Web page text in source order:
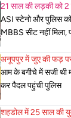
21 साल की लड़की को 2
ASI स्टेनो और पुलिस
MBBS सीट नहीं
अनूपपुर में जुए की फड़
आम के बगीचे में सजी थी
कर पैदल पहुंची पुलिस
शहडोल में 25 साल की